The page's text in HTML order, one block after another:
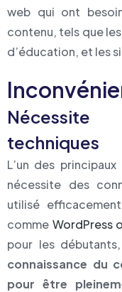
web qui ont
contenu, tels que
d’éducation, et les
Nécessite
techniques
L’un des
nécessite des
utilisé
comme WordPress
pour les débutants,
connaissance du
pour être